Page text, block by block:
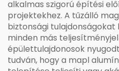
alkalmas szigorú építési
projektekhez. A tűzálló
biztonsági
minden más
épülettulajdonosok
tudván, hogy a mapl